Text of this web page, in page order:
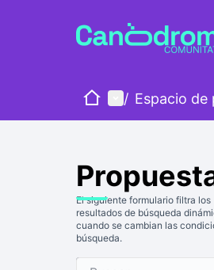
InicioMenú principal
/ Espacio
El siguiente formulario filtra los
resultados de búsqueda
cuando se cambian las
búsqueda.